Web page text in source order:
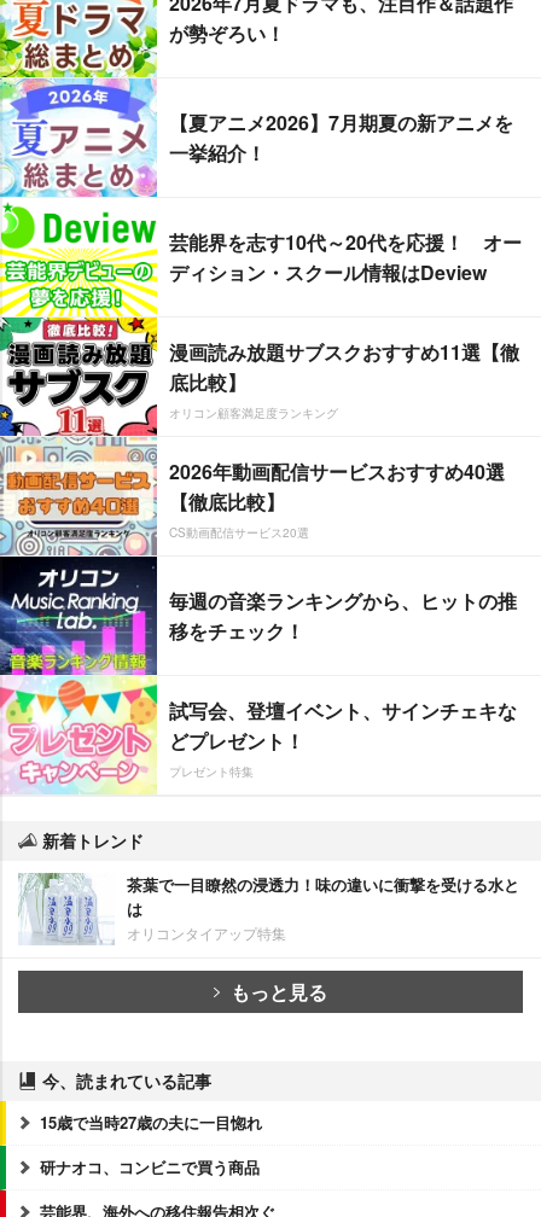
が勢ぞろい！
【夏アニメ2026】7月期夏の新アニメを
一挙紹介！
芸能界を志す10代～20代を応援！ オー
ディション・スクール情報はDeview
漫画読み放題サブスクおすすめ11選【徹
底比較】
オリコン顧客満足度ランキング
2026年動画配信サービスおすすめ40選
【徹底比較】
CS動画配信サービス20選
毎週の音楽ランキングから、ヒットの推
移をチェック！
試写会、登壇イベント、サインチェキな
どプレゼント！
プレゼント特集
新着トレンド
茶葉で一目瞭然の浸透力！味の違いに衝撃を受ける水と
は
オリコンタイアップ特集
もっと見る
今、読まれている記事
15歳で当時27歳の夫に一目惚れ
研ナオコ、コンビニで買う商品
芸能界、海外への移住報告相次ぐ